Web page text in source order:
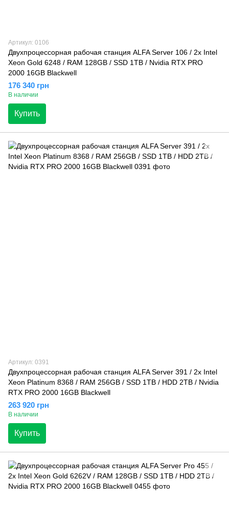
Артикул: 0106
Двухпроцессорная рабочая станция ALFA Server 106 / 2х Intel
Xeon Gold 6248 / RAM 128GB / SSD 1TB / Nvidia RTX PRO
2000 16GB Blackwell
176 340 грн
В наличии
Купить
Артикул: 0391
Двухпроцессорная рабочая станция ALFA Server 391 / 2x Intel
Xeon Platinum 8368 / RAM 256GB / SSD 1TB / HDD 2TB / Nvidia
RTX PRO 2000 16GB Blackwell
263 920 грн
В наличии
Купить